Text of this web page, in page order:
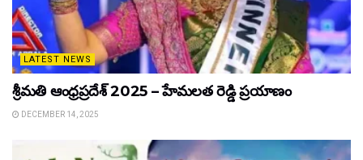
LATEST NEWS
శ్రీమతి ఆంధ్రప్రదేశ్ 2025 – హేమలత రెడ్డి ప్రయాణం
DECEMBER 14, 2025